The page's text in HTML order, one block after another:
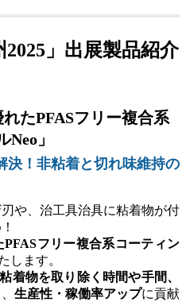
2025」出展製品紹介
たPFASフリー複合系
」
決！非粘着と切れ味維持の
や、治工具治具に粘着物が付
フリー複合系コーティン
します。
粘着物を取り除く時間や手間、
生産性・稼働率アップに貢献